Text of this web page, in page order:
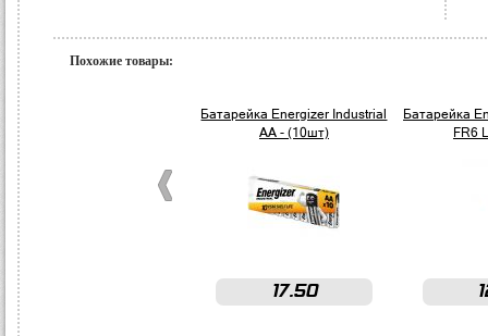
Похожие товары:
Батарейка Energizer Industrial
AA - (10шт)
17.50
Батарейка
FR6